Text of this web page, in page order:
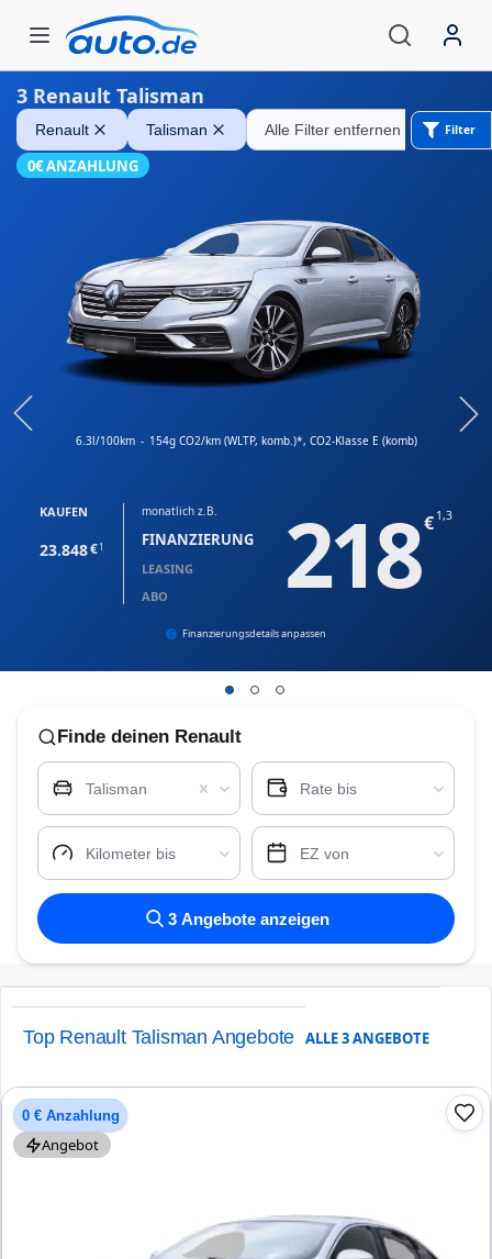
3 Renault Talisman
Renault Talisman Alle Filter entfernen Filter
Renault Talisman
0€ ANZAHLUNG
6.3l/100km - 154g CO2/km (WLTP, komb.)*, CO2-Klasse E (komb)
monatlich z.B.
FINANZIERUNG
LEASING
ABO
218 1,3
KAUFEN
23.848 1
Finanzierungsdetails anpassen
Finde deinen Renault
Talisman Rate bis
Kilometer bis EZ von
3 Angebote anzeigen
Top Renault Talisman Angebote ALLE3ANGEBOTE
0 € Anzahlung
Angebot